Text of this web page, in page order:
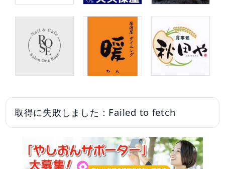
取得に失敗しました：Failed to fetch